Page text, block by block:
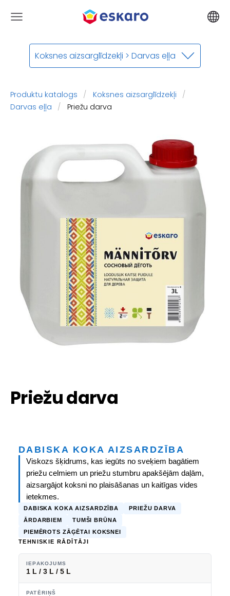
Koksnes aizsarglīdzekļi > Darvas eļļa
Produktu katalogs
Koksnes aizsarglīdzekļi
Darvas eļļa
Priežu darva
Priežu darva
DABISKA KOKA AIZSARDZĪBA
Viskozs šķidrums, kas iegūts no sveķiem bagātiem
priežu celmiem un priežu stumbru apakšējām daļām,
aizsargājot koksni no plaisāšanas un kaitīgas vides
ietekmes.
DABISKA KOKA AIZSARDZĪBA
PRIEŽU DARVA
ĀRDARBIEM
TUMŠI BRŪNA
PIEMĒROTS ZĀĢĒTAI KOKSNEI
TEHNISKIE RĀDĪTĀJI
IEPAKOJUMS
1 L / 3 L / 5 L
PATĒRIŅŠ